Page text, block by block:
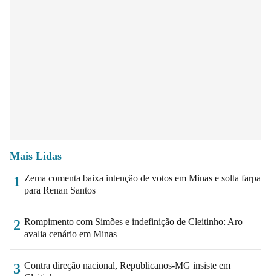
Mais Lidas
1 Zema comenta baixa intenção de votos em Minas e solta farpa
para Renan Santos
2 Rompimento com Simões e indefinição de Cleitinho: Aro
avalia cenário em Minas
3 Contra direção nacional, Republicanos-MG insiste em